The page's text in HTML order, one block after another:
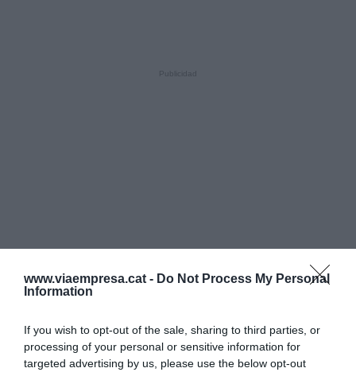
www.viaempresa.cat - Do Not Process My Personal
Information
If you wish to opt-out of the sale, sharing to third parties, or
processing of your personal or sensitive information for
targeted advertising by us, please use the below opt-out